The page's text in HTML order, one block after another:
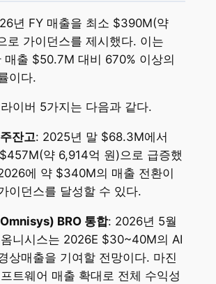
년 FY 매출을 최소 $390M(약
로 가이던스를 제시했다. 이는
매출 $50.7M 대비 670% 이상의
이다.
이버 5가지는 다음과 같다.
잔고: 2025년 말 $68.3M에서
약 6,914억 원)으로 급증했
에 약 $340M의 매출 전환이
이던스를 달성할 수 있다.
BRO 통합: 2026년 5월
니시스는 2026E $30~40M의 AI
상매출을 기여할 전망이다. 마진
트웨어 매출 확대로 전체 수익성